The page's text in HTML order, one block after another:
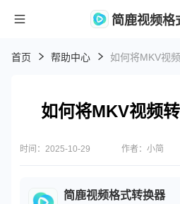
简鹿视频格
首页 帮助中心 如何将MKV视
如何将MKV视频
时间：2025-10-29 作者：小简
简鹿视频格式转换器